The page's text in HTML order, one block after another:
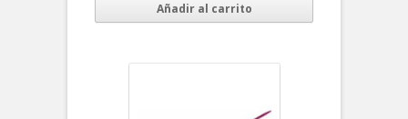
Añadir al carrito